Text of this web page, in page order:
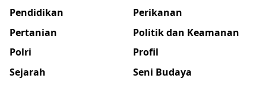
Pendidikan
Perikanan
Pertanian
Politik dan Keamanan
Polri
Profil
Sejarah
Seni Budaya